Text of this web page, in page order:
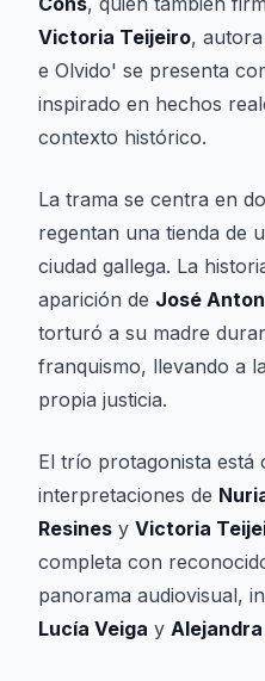
Victoria Teijeiro,
e Olvido' se presenta
inspirado en hechos
contexto histórico.
La trama se centra en
regentan una tienda de
ciudad gallega. La
aparición de José
torturó a su madre
franquismo, llevando a
propia justicia.
El trío protagonista está
interpretaciones de
Resines y Victoria
completa con
panorama audiovisual,
Lucía Veiga y